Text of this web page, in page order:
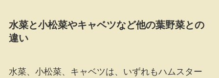
水菜と小松菜やキャベツなど他の葉野菜との
違い
水菜、小松菜、キャベツは、いずれもハムスター